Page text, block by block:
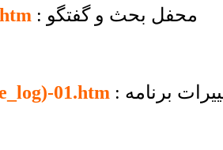
: محفل بحث و گفتگو
01.htm برنامه